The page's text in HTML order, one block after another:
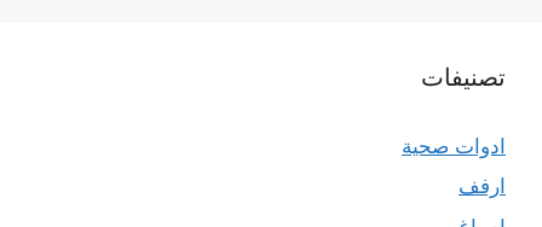
تصنيفات
ادوات صحية
ارفف